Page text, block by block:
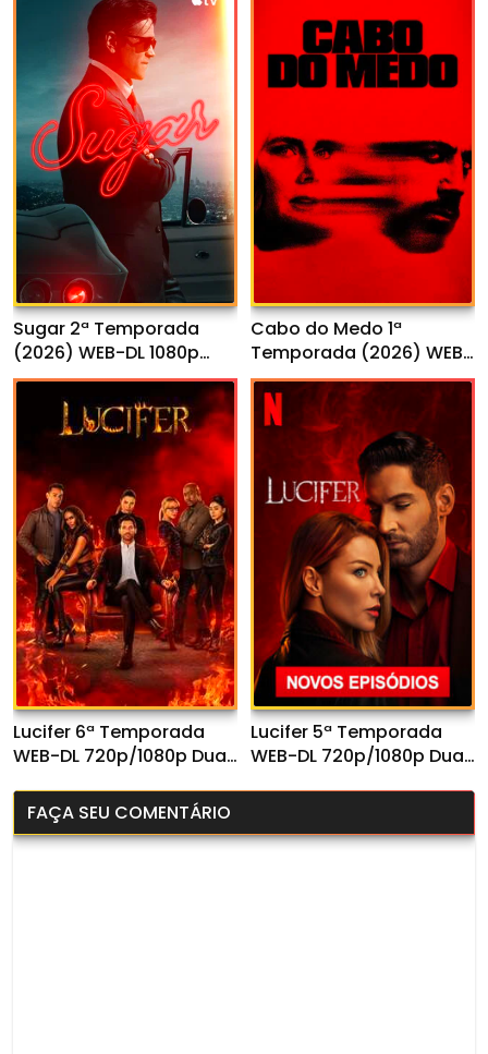
Sugar 2ª Temporada
(2026) WEB-DL 1080p
Dual Áudio
Cabo do Medo 1ª
Temporada (2026) WEB-
DL 1080p Dual Áudio
Lucifer 6ª Temporada
WEB-DL 720p/1080p Dual
Lucifer 5ª Temporada
WEB-DL 720p/1080p Dual
FAÇA SEU COMENTÁRIO